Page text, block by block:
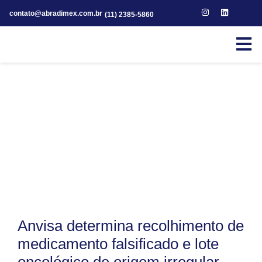
contato@abradimex.com.br (11) 2385-5860
Anvisa determina recolhimento de
medicamento falsificado e lote